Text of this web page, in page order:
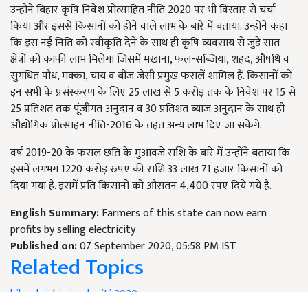
उन्होंने बिहार कृषि निवेश प्रोत्साहित नीति 2020 पर भी विस्तार से चर्चा
किया और इससे किसानों को होने वाले लाभ के बारे में बताया. उन्होंने कहा
कि इस नई निति को स्वीकृति देने के साथ ही कृषि व्यवसाय से जुड़े सात
क्षेत्रों को काफी लाभ मिलेगा जिसमें मखाना, फल-सब्जियां, शहद, औषधि व
सुगंधित पौध, मक्का, चाय व बीज जैसी प्रमुख फसलें शामिल हैं. किसानों को
इन सभी के प्रसंस्करण के लिए 25 लाख से 5 करोड़ तक के निवेश पर 15 से
25 प्रतिशत तक पूंजीगत अनुदान व 30 प्रतिशत ब्याज अनुदान के साथ ही
औद्योगिक प्रोत्साहन नीति-2016 के तहत अन्य लाभ दिए जा सकेंगे.
वर्ष 2019-20 के फसल छति के मुआवजे राशि के बारे में उन्होंने बताया कि
इसमें लगभग 1220 करोड़ रुपए की राशि 33 लाख 71 हजार किसानों को
दिया गया है. इसमें प्रति किसानों को औसतन 4,400 रपए दिये गये हैं.
English Summary:Farmers of this state can now earn
profits by selling electricity
Published on:07 September 2020, 05:58 PM IST
Related Topics